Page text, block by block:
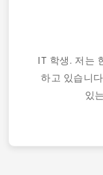
IT 학생. 저는
하고 있습니
있